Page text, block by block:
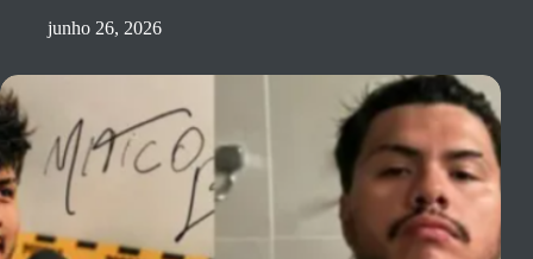
junho 26, 2026